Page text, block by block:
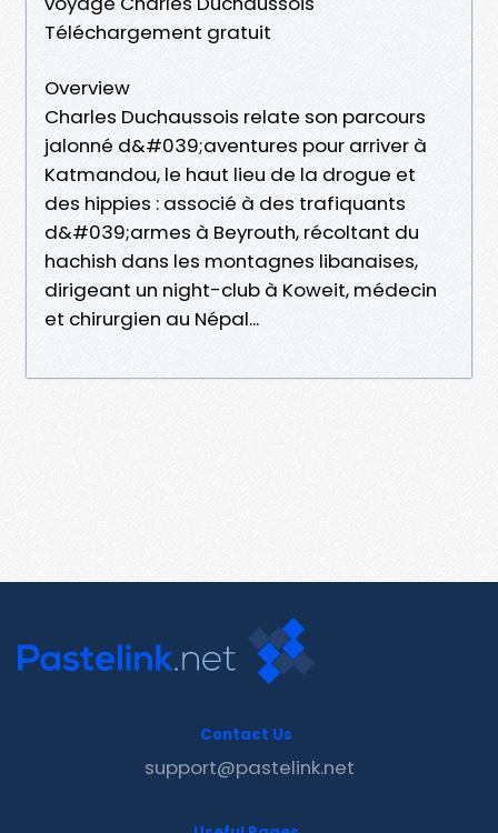
Téléchargement gratuit
Overview
Charles Duchaussois relate son parcours
jalonné d&#039;aventures pour arriver à
Katmandou, le haut lieu de la drogue et
des hippies : associé à des trafiquants
d&#039;armes à Beyrouth, récoltant du
hachish dans les montagnes libanaises,
dirigeant un night-club à Koweit, médecin
et chirurgien au Népal...
Contact Us
support@pastelink.net